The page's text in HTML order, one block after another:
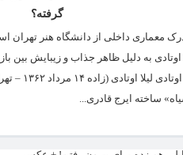
گرفته؟
شمیران ، تهران دارای مدرک معماری داخلی از
بازیگر
ساخته ایرج قادری...